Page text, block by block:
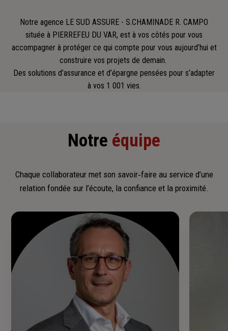
Notre agence LE SUD ASSURE - S.CHAMINADE R. CAMPO
située à PIERREFEU DU VAR, est à vos côtés pour vous
accompagner à protéger ce qui compte pour vous aujourd’hui et
construire vos projets de demain.
Des solutions d’assurance et d’épargne pensées pour s’adapter
à vos 1 001 vies.
Notre équipe
Chaque collaborateur met son savoir‑faire au service d’une
relation fondée sur l’écoute, la confiance et la proximité.